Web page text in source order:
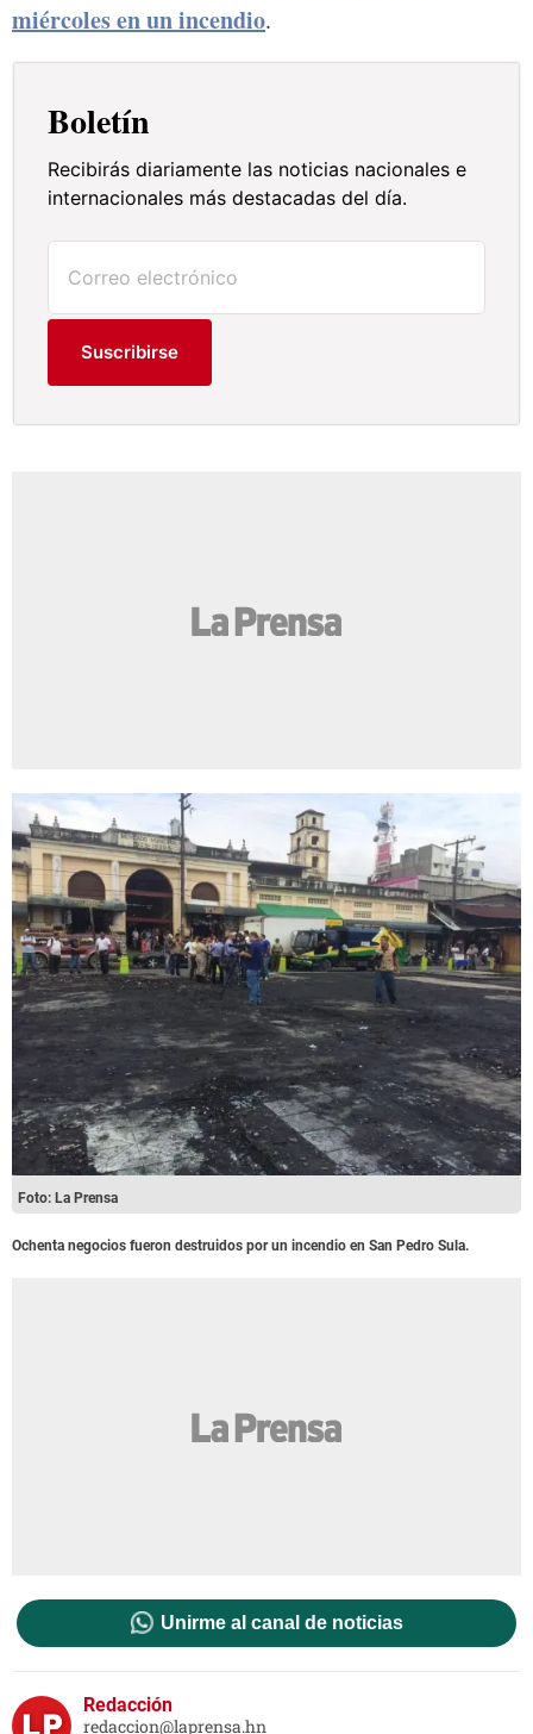
miércoles en un incendio.
Boletín
Recibirás diariamente las noticias nacionales e
internacionales más destacadas del día.
Suscribirse
Foto: La Prensa
Ochenta negocios fueron destruidos por un incendio en San Pedro Sula.
Unirme al canal de noticias
Redacción
redaccion@laprensa.hn